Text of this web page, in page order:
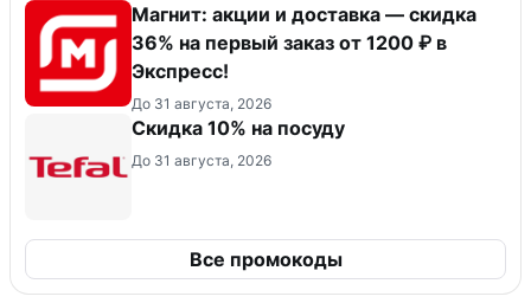
Магнит: акции и доставка — скидка
36% на первый заказ от 1200 ₽ в
Экспресс!
До 31 августа, 2026
Скидка 10% на посуду
До 31 августа, 2026
Все промокоды